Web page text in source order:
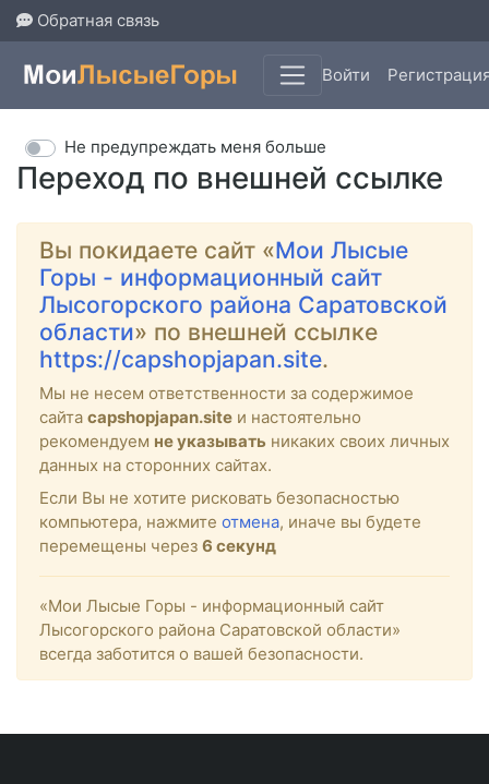
Обратная связь
Войти
Переход по внешней ссылке
Не предупреждать меня больше
Вы покидаете сайт «Мои Лысые
Горы - информационный сайт
Лысогорского района Саратовской
области» по внешней ссылке
https://capshopjapan.site.
Мы не несем ответственности за содержимое
сайта capshopjapan.site и настоятельно
рекомендуем не указывать никаких своих личных
данных на сторонних сайтах.
Если Вы не хотите рисковать безопасностью
компьютера, нажмите отмена, иначе вы будете
перемещены через 6 секунд
«Мои Лысые Горы - информационный сайт
Лысогорского района Саратовской области»
всегда заботится о вашей безопасности.